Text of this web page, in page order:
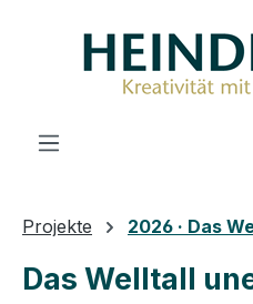
Projekte 2026 · Das
Das Welltall